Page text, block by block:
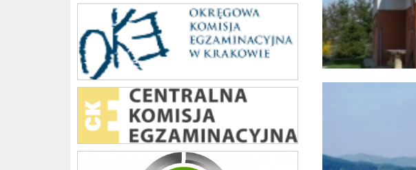
oke_krakow
cke
Librus szkoła